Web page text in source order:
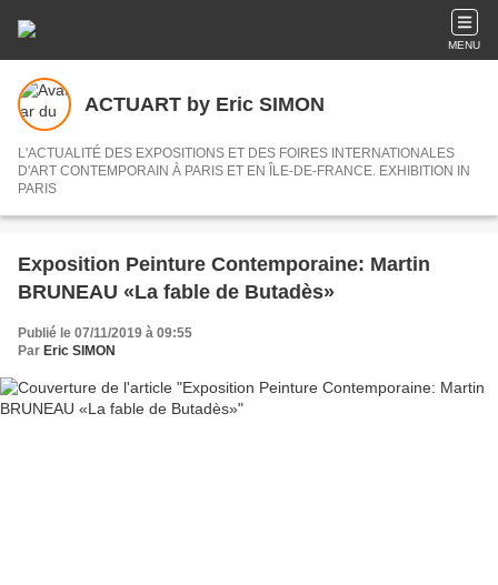
MENU
ACTUART by Eric SIMON
L'ACTUALITÉ DES EXPOSITIONS ET DES FOIRES INTERNATIONALES
D'ART CONTEMPORAIN À PARIS ET EN ÎLE-DE-FRANCE. EXHIBITION IN
PARIS
Exposition Peinture Contemporaine: Martin
BRUNEAU «La fable de Butadès»
Publié le 07/11/2019 à 09:55
Par Eric SIMON